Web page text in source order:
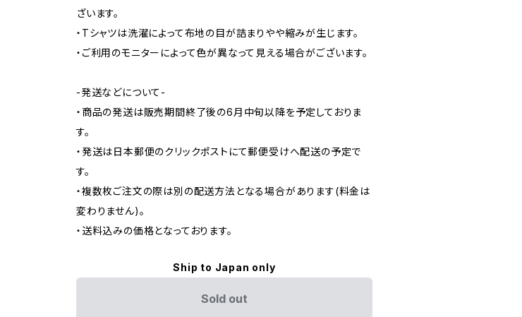
ざいます。
・Tシャツは洗濯によって布地の目が詰まりやや縮みが生じます。
・ご利用のモニターによって色が異なって見える場合がございます。
-発送などについて-
・商品の発送は販売期間終了後の6月中旬以降を予定しておりま
す。
・発送は日本郵便のクリックポストにて郵便受けへ配送の予定で
す。
・複数枚ご注文の際は別の配送方法となる場合があります(料金は
変わりません)。
・送料込みの価格となっております。
Ship to Japan only
Sold out